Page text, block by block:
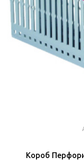
Короб